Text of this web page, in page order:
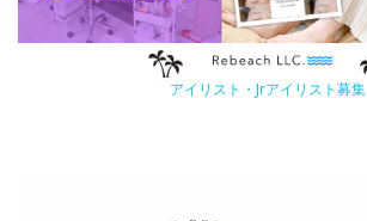
アイリスト・Jrアイリスト募集